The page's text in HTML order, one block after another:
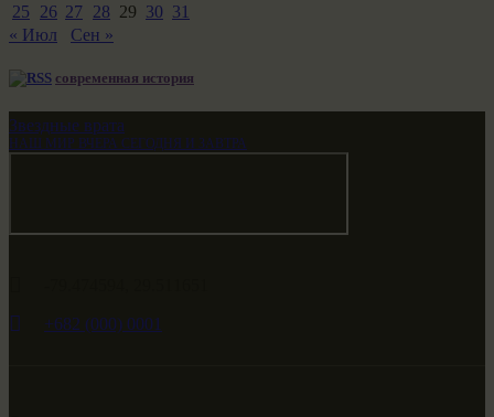
25
26 27 28 29 30 31
« Июл
Сен »
современная история
Звездные врата
НАШ МИР ВЧЕРА СЕГОДНЯ И ЗАВТРА
+682 (000) 0001